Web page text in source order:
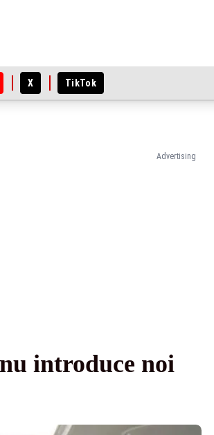
X TikTok
Advertising
introduce noi